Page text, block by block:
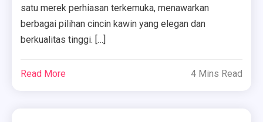
satu merek perhiasan terkemuka, menawarkan
berbagai pilihan cincin kawin yang elegan dan
berkualitas tinggi. […]
Read More 4 Mins Read